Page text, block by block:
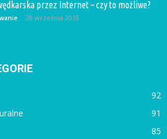
przez Internet – czy to możliwe?
28 września 2018
92
91
85